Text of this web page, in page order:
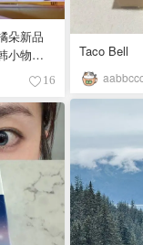
朵新品
小物｜
16
Taco Bell